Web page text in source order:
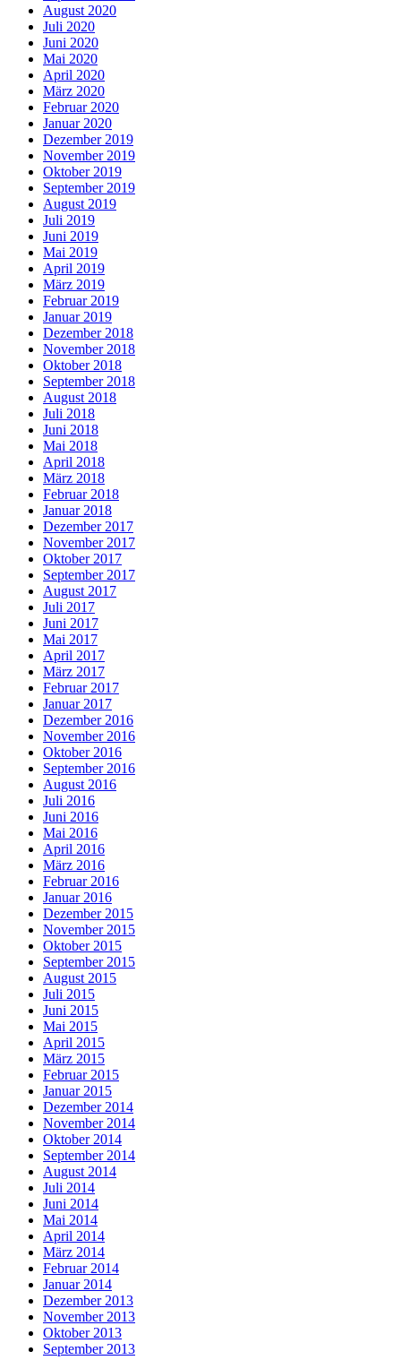
August 2020
Juli 2020
Juni 2020
Mai 2020
April 2020
März 2020
Februar 2020
Januar 2020
Dezember 2019
November 2019
Oktober 2019
September 2019
August 2019
Juli 2019
Juni 2019
Mai 2019
April 2019
März 2019
Februar 2019
Januar 2019
Dezember 2018
November 2018
Oktober 2018
September 2018
August 2018
Juli 2018
Juni 2018
Mai 2018
April 2018
März 2018
Februar 2018
Januar 2018
Dezember 2017
November 2017
Oktober 2017
September 2017
August 2017
Juli 2017
Juni 2017
Mai 2017
April 2017
März 2017
Februar 2017
Januar 2017
Dezember 2016
November 2016
Oktober 2016
September 2016
August 2016
Juli 2016
Juni 2016
Mai 2016
April 2016
März 2016
Februar 2016
Januar 2016
Dezember 2015
November 2015
Oktober 2015
September 2015
August 2015
Juli 2015
Juni 2015
Mai 2015
April 2015
März 2015
Februar 2015
Januar 2015
Dezember 2014
November 2014
Oktober 2014
September 2014
August 2014
Juli 2014
Juni 2014
Mai 2014
April 2014
März 2014
Februar 2014
Januar 2014
Dezember 2013
November 2013
Oktober 2013
September 2013